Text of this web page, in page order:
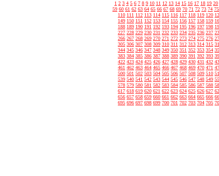
1 2 3 4 5 6 7 8 9 10 11 12 13 14 15 16 17 18 19 20
59 60 61 62 63 64 65 66 67 68 69 70 71 72 73 74 75
110 111 112 113 114 115 116 117 118 119 120
149 150 151 152 153 154 155 156 157 158 159
188 189 190 191 192 193 194 195 196 197 198
227 228 229 230 231 232 233 234 235 236 237
266 267 268 269 270 271 272 273 274 275 276
305 306 307 308 309 310 311 312 313 314 315
344 345 346 347 348 349 350 351 352 353 354
383 384 385 386 387 388 389 390 391 392 393
422 423 424 425 426 427 428 429 430 431 432
461 462 463 464 465 466 467 468 469 470 471
500 501 502 503 504 505 506 507 508 509 510
539 540 541 542 543 544 545 546 547 548 549
578 579 580 581 582 583 584 585 586 587 588
617 618 619 620 621 622 623 624 625 626 627
656 657 658 659 660 661 662 663 664 665 666
695 696 697 698 699 700 701 702 703 704 705